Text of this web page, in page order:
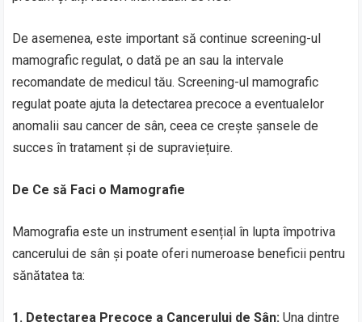
De asemenea, este important să continue screening-ul
mamografic regulat, o dată pe an sau la intervale
recomandate de medicul tău. Screening-ul mamografic
regulat poate ajuta la detectarea precoce a eventualelor
anomalii sau cancer de sân, ceea ce crește șansele de
succes în tratament și de supraviețuire.
De Ce să Faci o Mamografie
Mamografia este un instrument esențial în lupta împotriva
cancerului de sân și poate oferi numeroase beneficii pentru
sănătatea ta:
1. Detectarea Precoce a Cancerului de Sân: Una dintre